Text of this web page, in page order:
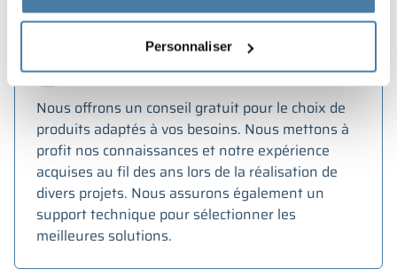
Personnaliser
Conseil (inclus dans le prix)
Nous offrons un conseil gratuit pour le choix de
produits adaptés à vos besoins. Nous mettons à
profit nos connaissances et notre expérience
acquises au fil des ans lors de la réalisation de
divers projets. Nous assurons également un
support technique pour sélectionner les
meilleures solutions.